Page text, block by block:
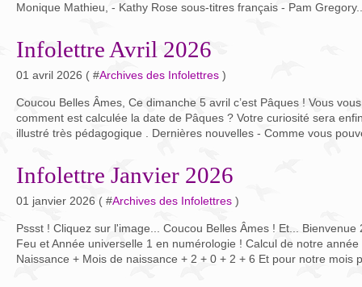
Monique Mathieu, - Kathy Rose sous-titres français - Pam
Infolettre Avril 2026
01 avril 2026 ( #Archives des Infolettres )
Coucou Belles Âmes, Ce dimanche 5 avril c’est Pâques ! Vous
comment est calculée la date de Pâques ? Votre curiosité sera
illustré très pédagogique . Dernières nouvelles - Comme vous
Infolettre Janvier 2026
01 janvier 2026 ( #Archives des Infolettres )
Pssst ! Cliquez sur l'image... Coucou Belles Âmes ! Et... Bienvenue
Feu et Année universelle 1 en numérologie ! Calcul de notre
Naissance + Mois de naissance + 2 + 0 + 2 + 6 Et pour notre mois